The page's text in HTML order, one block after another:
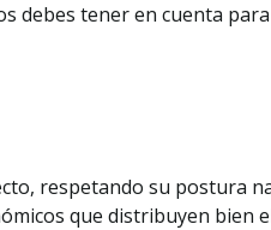
debes tener en cuenta para
respetando su postura
que distribuyen bien